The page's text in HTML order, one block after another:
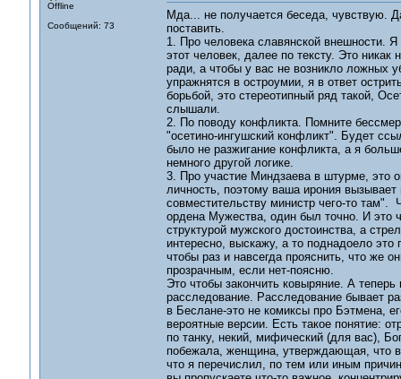
Offline
Сообщений: 73
Мда... не получается беседа, чувствую.
поставить.
1. Про человека славянской внешности.
этот человек, далее по тексту. Это
ради, а чтобы у вас не возникло ложных
упражнятся в остроумии, я в ответ
борьбой, это стереотипный ряд такой,
слышали.
2. По поводу конфликта. Помните
"осетино-ингушский конфликт". Будет
было не разжигание конфликта, а я
немного другой логике.
3. Про участие Миндзаева в штурме, это
личность, поэтому ваша ирония
совместительству министр чего-то
ордена Мужества, один был точно. И это
структурой мужского достоинства, а
интересно, выскажу, а то поднадоело это
чтобы раз и навсегда прояснить, что же
прозрачным, если нет-поясню.
Это чтобы закончить ковыряние. А
расследование. Расследование бывает
в Беслане-это не комиксы про Бэтмена,
вероятные версии. Есть такое понятие:
по танку, некий, мифический (для вас),
побежала, женщина, утверждающая, что
что я перечислил, по тем или иным